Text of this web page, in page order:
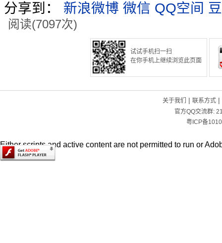
分享到： 新浪微博 微信 QQ空间
阅读(7097次)
试试手机扫一扫
在你手机上继续浏览此页面
关于我们 | 联系方式|
官方QQ交流群:
粤ICP备
Either scripts and active content are not permitted to run or